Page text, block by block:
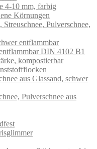
4-10 mm, farbig
Körnungen
Pulverschnee,
entflammbar
DIN 4102 B1
kompostierbar
aus Glassand, schwer
Pulverschnee aus